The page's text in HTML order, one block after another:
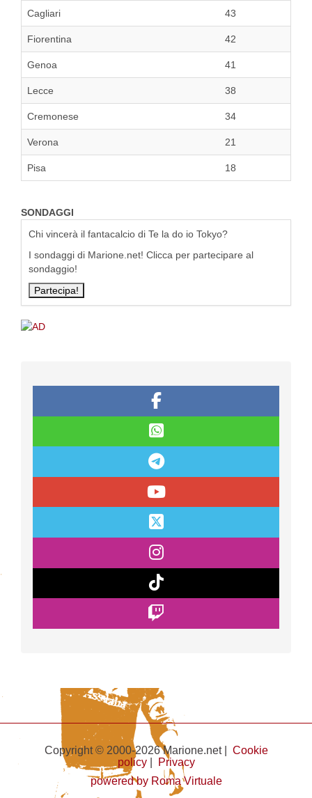
Cagliari 43
Fiorentina 42
Genoa 41
Lecce 38
Cremonese 34
Verona 21
Pisa 18
SONDAGGI
Chi vincerà il fantacalcio di Te la do io Tokyo?
I sondaggi di Marione.net! Clicca per partecipare al
sondaggio!
Copyright © 2000-2026 Marione.net | Cookie
policy|
Privacy
powered by Roma Virtuale